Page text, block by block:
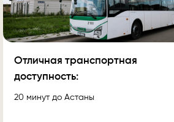
20 минут до Астаны
Отличная транспортная
доступность: